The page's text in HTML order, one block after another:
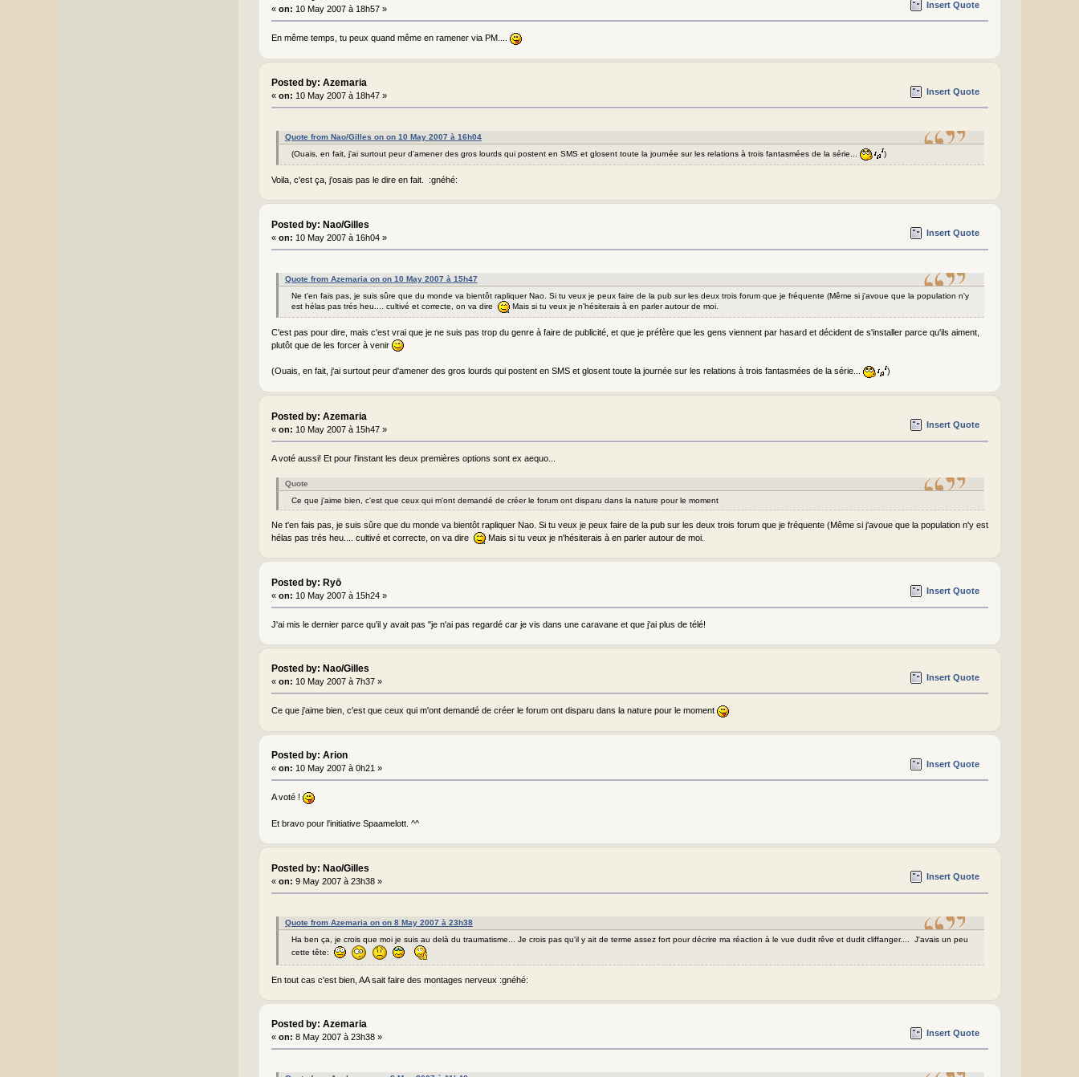
« on: 10 May 2007 à 18h57 » Insert Quote
En même temps, tu peux quand même en ramener via PM....
Posted by: Azemaria
« on: 10 May 2007 à 18h47 » Insert Quote
Quote from Nao/Gilles on on 10 May 2007 à 16h04
(Ouais, en fait, j'ai surtout peur d'amener des gros lourds qui postent en SMS et glosent toute la journée sur les relations à trois fantasmées de la série...
)
Voila, c'est ça, j'osais pas le dire en fait. :gnéhé:
Posted by: Nao/Gilles
« on: 10 May 2007 à 16h04 » Insert Quote
Quote from Azemaria on on 10 May 2007 à 15h47
Ne t'en fais pas, je suis sûre que du monde va bientôt rapliquer Nao. Si tu veux je peux faire de la pub sur les deux trois forum que je fréquente (Même si j'avoue que la population n'y
est hélas pas trés heu.... cultivé et correcte, on va dire
Mais si tu veux je n'hésiterais à en parler autour de moi.
C'est pas pour dire, mais c'est vrai que je ne suis pas trop du genre à faire de publicité, et que je préfère que les gens viennent par hasard et décident de s'installer parce qu'ils aiment,
plutôt que de les forcer à venir
(Ouais, en fait, j'ai surtout peur d'amener des gros lourds qui postent en SMS et glosent toute la journée sur les relations à trois fantasmées de la série... )
Posted by: Azemaria
« on: 10 May 2007 à 15h47 » Insert Quote
A voté aussi! Et pour l'instant les deux premières options sont ex aequo...
Quote
Ce que j'aime bien, c'est que ceux qui m'ont demandé de créer le forum ont disparu dans la nature pour le moment
Ne t'en fais pas, je suis sûre que du monde va bientôt rapliquer Nao. Si tu veux je peux faire de la pub sur les deux trois forum que je fréquente (Même si j'avoue que la population n'y est
hélas pas trés heu.... cultivé et correcte, on va dire
Mais si tu veux je n'hésiterais à en parler autour de moi.
Posted by: Ryō
« on: 10 May 2007 à 15h24 » Insert Quote
J'ai mis le dernier parce qu'il y avait pas "je n'ai pas regardé car je vis dans une caravane et que j'ai plus de télé!
Posted by: Nao/Gilles
« on: 10 May 2007 à 7h37 » Insert Quote
Ce que j'aime bien, c'est que ceux qui m'ont demandé de créer le forum ont disparu dans la nature pour le moment
Posted by: Arion
« on: 10 May 2007 à 0h21 » Insert Quote
A voté !
Et bravo pour l'initiative Spaamelott. ^^
Posted by: Nao/Gilles
« on: 9 May 2007 à 23h38 » Insert Quote
Quote from Azemaria on on 8 May 2007 à 23h38
Ha ben ça, je crois que moi je suis au delà du traumatisme... Je crois pas qu'il y ait de terme assez fort pour décrire ma réaction à le vue dudit rêve et dudit cliffanger.... J'avais un peu
cette tête:
En tout cas c'est bien, AA sait faire des montages nerveux :gnéhé:
Posted by: Azemaria
« on: 8 May 2007 à 23h38 » Insert Quote